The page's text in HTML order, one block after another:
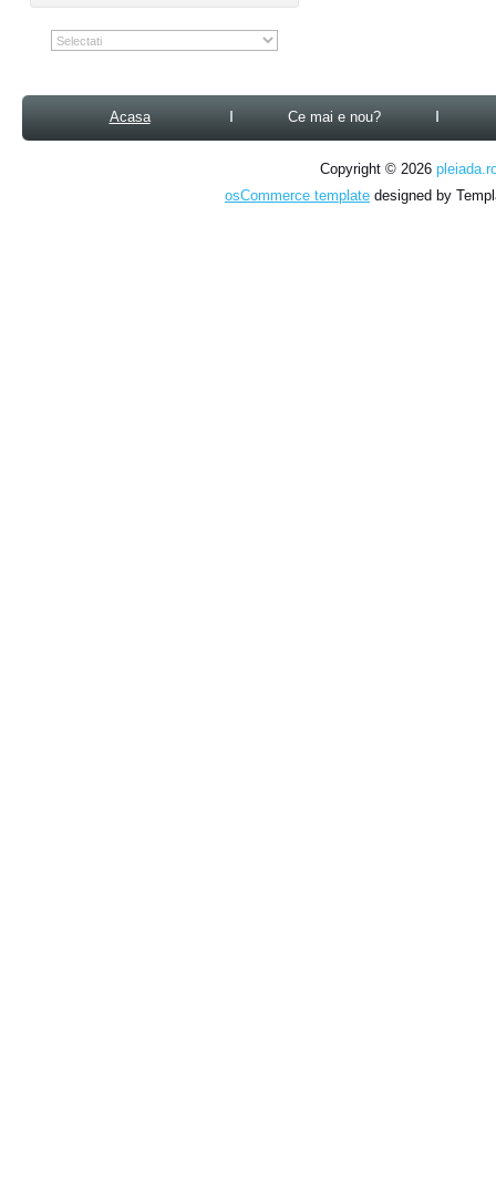
Acasa Ce mai e nou?
Copyright © 2026
osCommerce template designed by